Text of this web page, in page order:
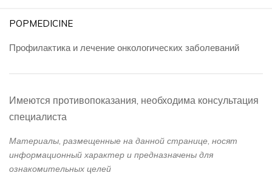
POPMEDICINE
Профилактика и лечение онкологических заболеваний
Имеются противопоказания, необходима консультация
специалиста
Материалы, размещенные на данной странице, носят
информационный характер и предназначены для
ознакомительных целей